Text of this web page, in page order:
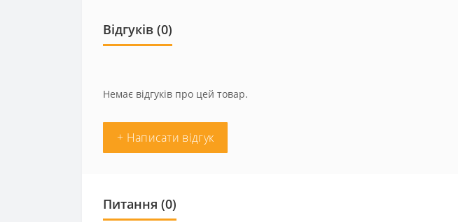
Відгуків (0)
Немає відгуків про цей товар.
+ Написати відгук
Питання (0)